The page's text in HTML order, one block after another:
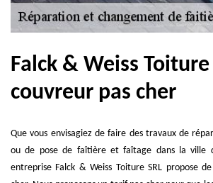
Falck & Weiss Toiture
couvreur pas cher
Que vous envisagiez de faire des travaux de
ou de pose de faîtière et faîtage dans la ville
entreprise Falck & Weiss Toiture SRL propose